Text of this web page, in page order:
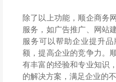
除了以上功能，顺企商务
服务，如广告推广、网站
服务可以帮助企业提升
额，提高企业的竞争力。
有丰富的经验和专业知识
的解决方案，满足企业的不